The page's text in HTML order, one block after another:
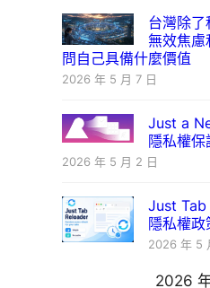
台灣除
無效焦慮
問自己具備什麼價值
2026 年 5 月 7 日
Just a
隱私權
2026 年 5 月 2 日
Just
隱私權政
2026 年 5
2026